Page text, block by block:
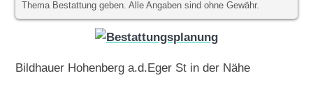
Thema Bestattung geben. Alle Angaben sind ohne Gewähr.
Bildhauer Hohenberg a.d.Eger St in der Nähe